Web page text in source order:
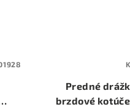
Predné
brzdové